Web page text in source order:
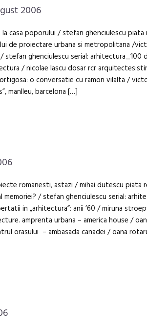
2006
casa poporului / stefan ghenciulescu
de proiectare urbana si metropolitana /
stefan ghenciulescu serial: arhitectura_100
/ nicolae lascu dosar rcr
o conversatie cu ramon vilalta /
manlleu, barcelona […]
romanesti, astazi / mihai dutescu piata
memoriei? / stefan ghenciulescu serial:
in „arhitectura”: anii ’60 / miruna
amprenta urbana – america house /
orasului – ambasada canadei / oana